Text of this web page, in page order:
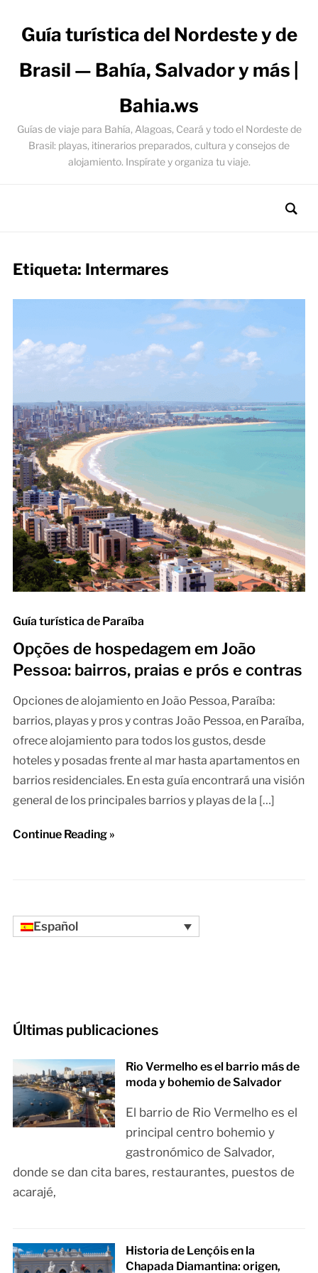
Guía turística del Nordeste y de
Brasil — Bahía, Salvador y más |
Bahia.ws
Guías de viaje para Bahía, Alagoas, Ceará y todo el Nordeste de
Brasil: playas, itinerarios preparados, cultura y consejos de
alojamiento. Inspírate y organiza tu viaje.
Etiqueta: Intermares
Guía turística de Paraíba
Opções de hospedagem em João
Pessoa: bairros, praias e prós e contras
Opciones de alojamiento en João Pessoa, Paraíba:
barrios, playas y pros y contras João Pessoa, en Paraíba,
ofrece alojamiento para todos los gustos, desde
hoteles y posadas frente al mar hasta apartamentos en
barrios residenciales. En esta guía encontrará una visión
general de los principales barrios y playas de la […]
Continue Reading »
Español
Últimas publicaciones
Rio Vermelho es el barrio más de
moda y bohemio de Salvador
El barrio de Rio Vermelho es el
principal centro bohemio y
gastronómico de Salvador,
donde se dan cita bares, restaurantes, puestos de
acarajé,
Historia de Lençóis en la
Chapada Diamantina: origen,